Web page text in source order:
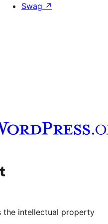
Swag ↗
kanal
Besøg vores Tumblr-konto
the intellectual property